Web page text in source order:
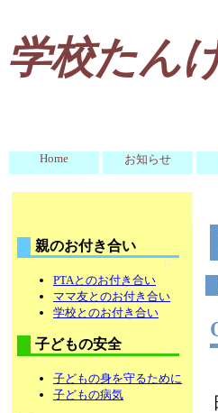
学校たん
Home お知らせ
親のお付き合い
PTAとのお付き合い
ママ友とのお付き合い
学校とのお付き合い
子どもの安全
子どもの身を守るために
子どもの病気